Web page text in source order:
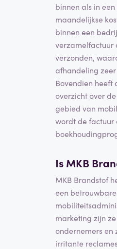
binnen als in
maandelijkse
binnen een
verzamelfactuur
verzonden,
afhandeling
Bovendien heeft
overzicht over
gebied van
wordt de factuur
Is MKB
MKB Brandstof
een
marketing zijn
ondernemers en
irritante